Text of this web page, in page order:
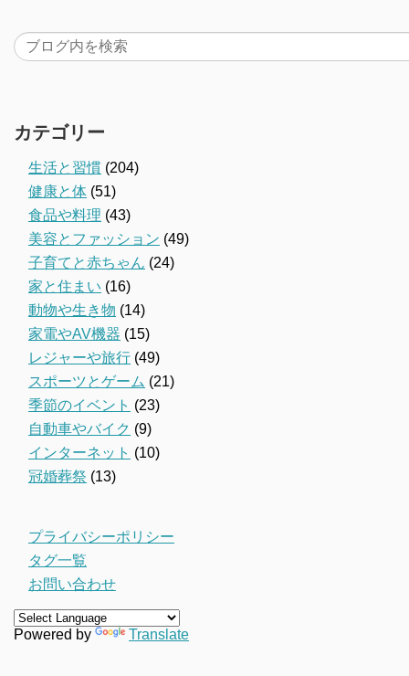
カテゴリー
生活と習慣 (204)
健康と体 (51)
食品や料理 (43)
美容とファッション (49)
子育てと赤ちゃん (24)
家と住まい (16)
動物や生き物 (14)
家電やAV機器 (15)
レジャーや旅行 (49)
スポーツとゲーム (21)
季節のイベント (23)
自動車やバイク (9)
インターネット (10)
冠婚葬祭 (13)
プライバシーポリシー
タグ一覧
お問い合わせ
Powered by Translate